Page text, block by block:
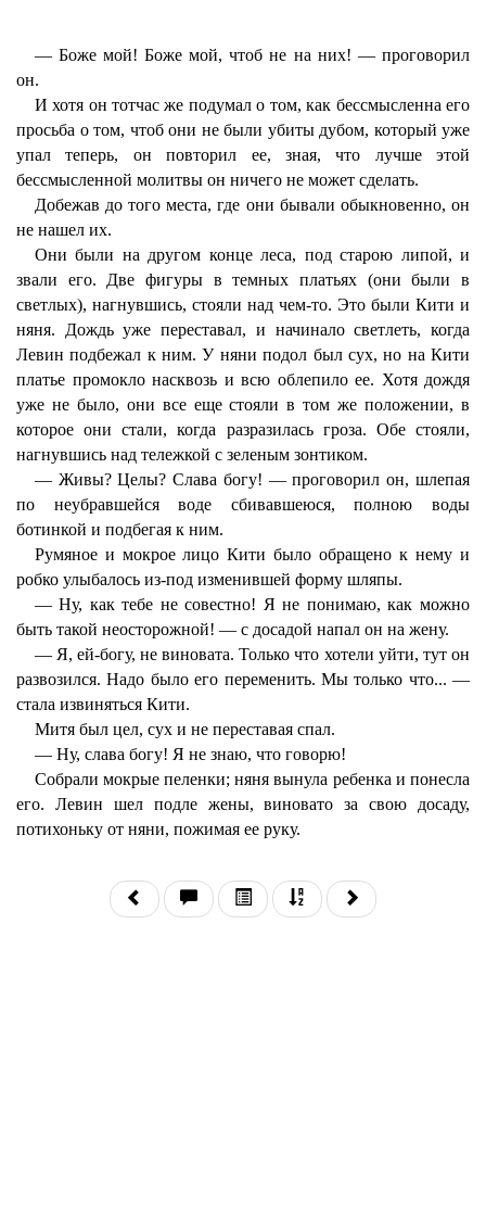
— Боже мой! Боже мой, чтоб не на них! — проговорил
он.
И хотя он тотчас же подумал о том, как бессмысленна его
просьба о том, чтоб они не были убиты дубом, который уже
упал теперь, он повторил ее, зная, что лучше этой
бессмысленной молитвы он ничего не может сделать.
Добежав до того места, где они бывали обыкновенно, он
не нашел их.
Они были на другом конце леса, под старою липой, и
звали его. Две фигуры в темных платьях (они были в
светлых), нагнувшись, стояли над чем-то. Это были Кити и
няня. Дождь уже переставал, и начинало светлеть, когда
Левин подбежал к ним. У няни подол был сух, но на Кити
платье промокло насквозь и всю облепило ее. Хотя дождя
уже не было, они все еще стояли в том же положении, в
которое они стали, когда разразилась гроза. Обе стояли,
нагнувшись над тележкой с зеленым зонтиком.
— Живы? Целы? Слава богу! — проговорил он, шлепая
по неубравшейся воде сбивавшеюся, полною воды
ботинкой и подбегая к ним.
Румяное и мокрое лицо Кити было обращено к нему и
робко улыбалось из-под изменившей форму шляпы.
— Ну, как тебе не совестно! Я не понимаю, как можно
быть такой неосторожной! — с досадой напал он на жену.
— Я, ей-богу, не виновата. Только что хотели уйти, тут он
развозился. Надо было его переменить. Мы только что... —
стала извиняться Кити.
Митя был цел, сух и не переставая спал.
— Ну, слава богу! Я не знаю, что говорю!
Собрали мокрые пеленки; няня вынула ребенка и понесла
его. Левин шел подле жены, виновато за свою досаду,
потихоньку от няни, пожимая ее руку.